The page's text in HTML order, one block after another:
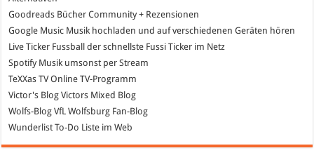
Goodreads Bücher Community + Rezensionen
Google Music Musik hochladen und auf verschiedenen Geräten hören
Live Ticker Fussball der schnellste Fussi Ticker im Netz
SpotifyMusik umsonst per Stream
TeXXas TVOnline TV-Programm
Victor's Blog Victors Mixed Blog
Wolfs-Blog VfL Wolfsburg Fan-Blog
Wunderlist To-Do Liste im Web